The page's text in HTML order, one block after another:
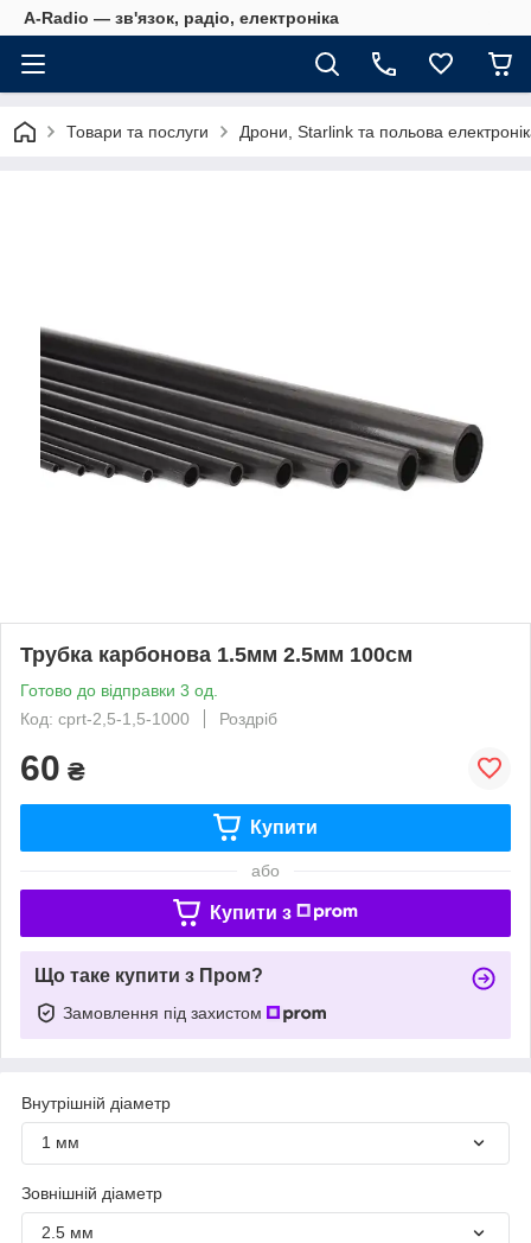
A-Radio — зв'язок, радіо, електроніка
Товари та послуги Дрони, Starlink та польова
Трубка карбонова 1.5мм 2.5мм 100см
Готово до відправки 3 од.
Код: cprt-2,5-1,5-1000
Роздріб
60 ₴
Купити
або
Купити з
Що таке купити з Пром?
Замовлення під захистом
Внутрішній діаметр
1 мм
Зовнішній діаметр
2.5 мм